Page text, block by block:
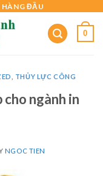
HÀNG ĐẦU
0
THỦY LỰC CÔNG
ngành in
NGOC TIEN